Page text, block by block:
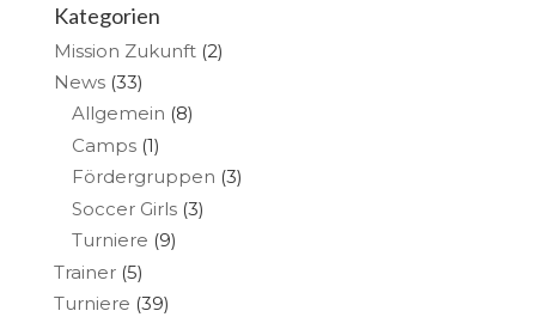
Kategorien
Mission Zukunft(2)
News(33)
Allgemein (8)
Camps(1)
Fördergruppen (3)
Soccer Girls(3)
Turniere (9)
Trainer(5)
Turniere (39)